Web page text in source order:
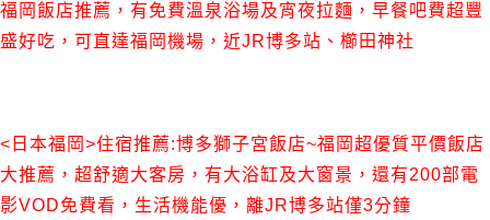
福岡飯店推薦，有免費溫泉浴場及宵夜拉麵，早餐吧費超豐
盛好吃，可直達福岡機場，近JR博多站、櫛田神社
<日本福岡>住宿推薦:博多獅子宮飯店~福岡超優質平價飯店
大推薦，超舒適大客房，有大浴缸及大窗景，還有200部電
影VOD免費看，生活機能優，離JR博多站僅3分鐘